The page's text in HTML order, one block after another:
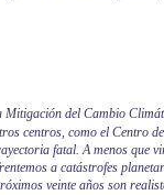
Mitigación del Cambio
centros, como el Centro
fatal. A menos que
a catástrofes
veinte años son